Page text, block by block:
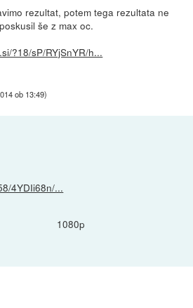
rezultat, potem tega rezultata ne
še z max oc.
?18/sP/RYjSnYR/h...
ob 13:49)
4YDIi68n/...
1080p